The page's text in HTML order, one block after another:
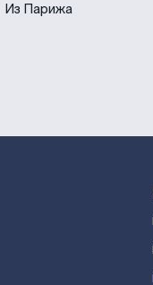
Из Парижа